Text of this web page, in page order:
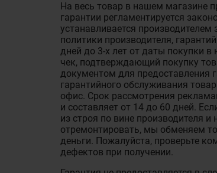
На весь товар в нашем магазине
гарантии регламентируется
устанавливается
политики производителя,
дней до 3-х лет от даты покупки
чек, подтверждающий покупку
документом для предоставления
гарантийного обслуживания
офис. Срок рассмотрения
и составляет от 14 до 60 дней.
из строя по вине производителя и
отремонтировать, мы обменяем
деньги. Пожалуйста, проверьте
дефектов при получении.